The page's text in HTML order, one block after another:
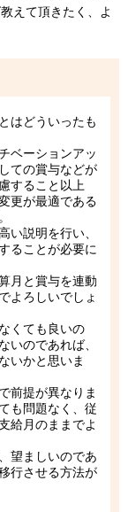
えて頂きたく、よ
はどういったも
ベーションアッ
ての賞与などが
すること以上
更が最適である
い説明を行い、
ることが必要に
月と賞与を連動
よろしいでしょ
くても良いの
いのであれば、
いかと思いま
前提が異なりま
も問題なく、従
給月のままでよ
望ましいのであ
行させる方法が